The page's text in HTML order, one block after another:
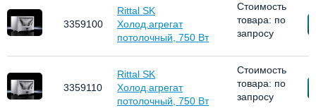
3359100
Rittal SK
Холод.агрегат
потолочный, 750 Вт
Стоимость
товара: по
запросу
3359110
Rittal SK
Холод.агрегат
потолочный, 750 Вт
Стоимость
товара: по
запросу